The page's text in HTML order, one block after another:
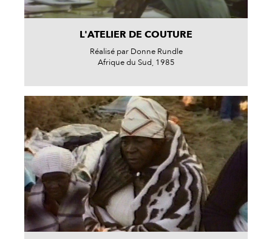
L'ATELIER DE COUTURE
Réalisé par Donne Rundle
Afrique du Sud, 1985